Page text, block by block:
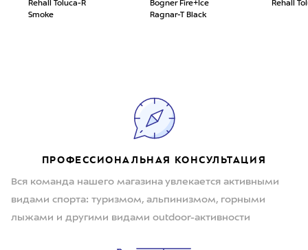
Rehall Toluca-R
Smoke
Bogner Fire+Ice
Ragnar-T Black
Rehall
ПРОФЕССИОНАЛЬНАЯ КОНСУЛЬТАЦИЯ
Вся команда нашего магазина увлекается активными
видами спорта: туризмом, альпинизмом, горными
лыжами и другими видами outdoor-активности